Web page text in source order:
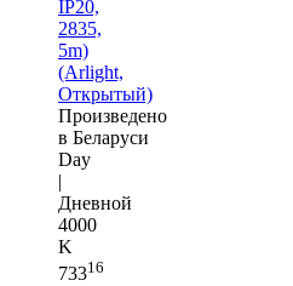
IP20,
2835,
5m)
(Arlight,
Открытый)
Произведено
в Беларуси
Day
|
Дневной
4000
K
73316